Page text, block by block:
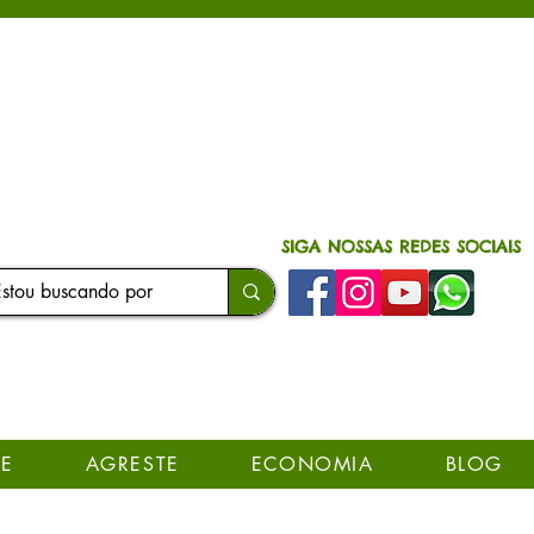
SIGA NOSSAS REDES SOCIAIS
AGRESTE ECONOMIA BLOG